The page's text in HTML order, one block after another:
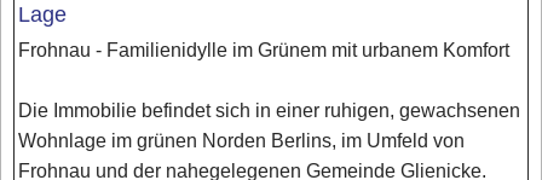
Lage
Frohnau - Familienidylle im Grünem mit urbanem Komfort
Die Immobilie befindet sich in einer ruhigen, gewachsenen
Wohnlage im grünen Norden Berlins, im Umfeld von
Frohnau und der nahegelegenen Gemeinde Glienicke.